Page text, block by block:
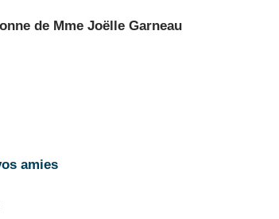
de Mme Joëlle Garneau
amies